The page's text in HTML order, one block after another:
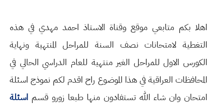
اهلا بكم متابعي موقع وقناة الاستاذ احمد مهدي في هذه
التغطية لامتحانات نصف السنة للمراحل المنتهية ونهاية
الكورس الاول للمراحل الغير منتهية للعام الدراسي الحالي في
المحافظات العراقية في هذا الموضوع راح اقدم لكم نموذج اسئلة
امتحان وان شاء الله تستفادون منها طبعا زورو قسم اسئلة